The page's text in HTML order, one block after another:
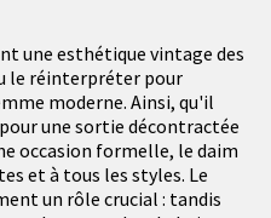
une esthétique vintage des
le réinterpréter pour
moderne. Ainsi, qu'il
une sortie décontractée
occasion formelle, le daim
et à tous les styles. Le
un rôle crucial : tandis